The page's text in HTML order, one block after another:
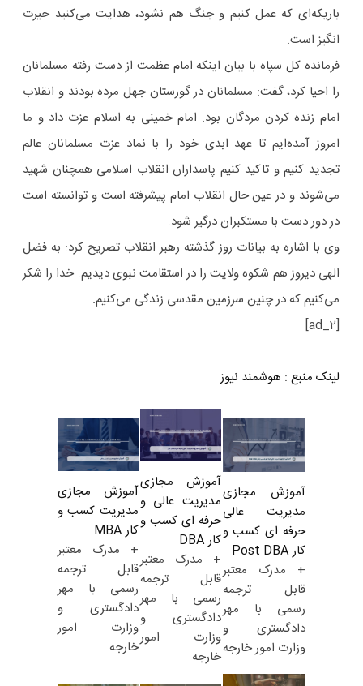
باریکه‌ای که عمل کنیم و جنگ هم نشود، هدایت می‌کنید حیرت
انگیز است.
فرمانده کل سپاه با بیان اینکه امام عظمت از دست رفته مسلمانان
را احیا کرد، گفت: مسلمانان در گورستان جهل مرده بودند و انقلاب
امام زنده کردن مردگان بود. امام خمینی به اسلام عزت داد و ما
امروز آمده‌ایم تا عهد ابدی خود را با نماد عزت مسلمانان عالم
تجدید کنیم و تاکید کنیم پاسداران انقلاب اسلامی همچنان شهید
می‌شوند و در عین حال انقلاب امام پیشرفته است و توانسته است
در دور دست با مستکبران درگیر شود.
وی با اشاره به بیانات روز گذشته رهبر انقلاب تصریح کرد: به فضل
الهی دیروز هم شکوه ولایت را در استقامت نبوی دیدیم. خدا را شکر
می‌کنیم که در چنین سرزمین مقدسی زندگی می‌کنیم.
[ad_2]
لینک منبع : هوشمند نیوز
آموزش مجازی
مدیریت عالی
حرفه ای کسب و
کار Post DBA
+ مدرک معتبر
قابل ترجمه
رسمی با مهر
دادگستری و
وزارت امور خارجه
آموزش مجازی
مدیریت عالی و
حرفه ای کسب و
کار DBA
+ مدرک معتبر
قابل ترجمه
رسمی با مهر
دادگستری و
وزارت امور
خارجه
آموزش مجازی
مدیریت کسب و
کار MBA
+ مدرک معتبر
قابل ترجمه
رسمی با مهر
دادگستری و
وزارت امور
خارجه